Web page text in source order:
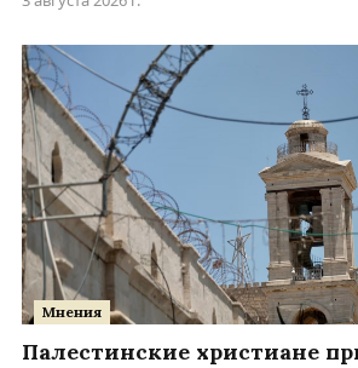
Мнения
Палестинские христиане